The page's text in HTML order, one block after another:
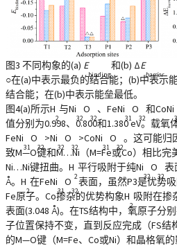
图3 不同构象的(a) E
binding
和(b) ΔE
barrier
○在(a)中表示最负的结合能；(b)中表示
结合能；在(b)中表示能垒最低。
图4(a)所示H
2
与Ni
32
O
32
、FeNi
31
O
32
和CoNi
值分别为0.998、0.800和1.380 eV。载
FeNi
31
O
32
>Ni
32
O
32
>CoNi
31
O
32
。这可能归
致M—O键和M…Ni（M=Fe或Co）相比完
Ni…Ni键扭曲。H
2
平行吸附于纯Ni
32
O
32
表
Å。H
2
在FeNi
31
O
32
表面，虽然P3是优势
Fe原子。Co掺杂的优势构象H
2
吸附在掺
表面(3.048 Å)。在TS结构中，氧原子分
子位置保持不变，直到反应完成（FS结
的M—O键（M=Fe、Co或Ni）和晶格氧